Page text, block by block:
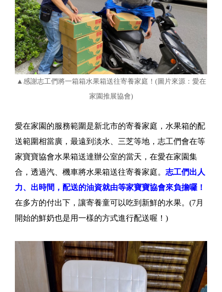
▲感謝志工們將一箱箱水果箱送往寄養家庭！(圖片來源：愛在
家園推展協會)
愛在家園的服務範圍是新北市的寄養家庭，水果箱的配
送範圍相當廣，最遠到淡水、三芝等地，志工們會在等
家寶寶協會水果箱送達辦公室的當天，在愛在家園集
合，透過汽、機車將水果箱送往寄養家庭。 志工們出人
力、出時間，配送的油資就由等家寶寶協會來負擔囉！
在多方的付出下，讓寄養童可以吃到新鮮的水果。(7月
開始的鮮奶也是用一樣的方式進行配送喔！)